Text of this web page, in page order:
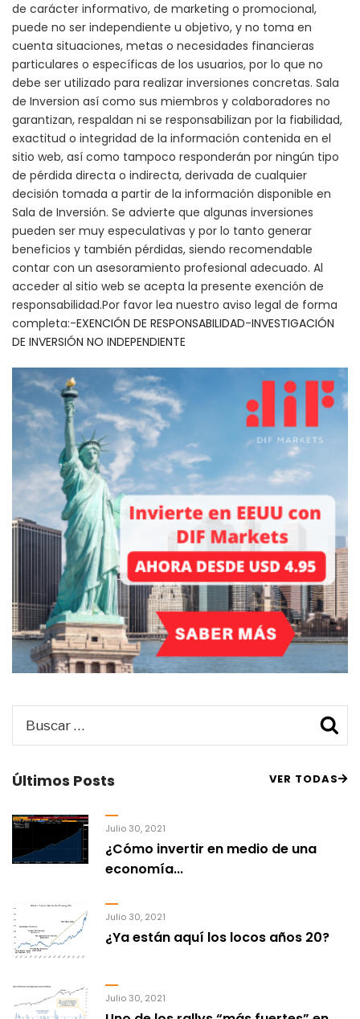
de carácter informativo, de marketing o promocional,
puede no ser independiente u objetivo, y no toma en
cuenta situaciones, metas o necesidades financieras
particulares o específicas de los usuarios, por lo que no
debe ser utilizado para realizar inversiones concretas. Sala
de Inversion así como sus miembros y colaboradores no
garantizan, respaldan ni se responsabilizan por la fiabilidad,
exactitud o integridad de la información contenida en el
sitio web, así como tampoco responderán por ningún tipo
de pérdida directa o indirecta, derivada de cualquier
decisión tomada a partir de la información disponible en
Sala de Inversión. Se advierte que algunas inversiones
pueden ser muy especulativas y por lo tanto generar
beneficios y también pérdidas, siendo recomendable
contar con un asesoramiento profesional adecuado. Al
acceder al sitio web se acepta la presente exención de
responsabilidad.Por favor lea nuestro aviso legal de forma
completa:-EXENCIÓN DE RESPONSABILIDAD-INVESTIGACIÓN
DE INVERSIÓN NO INDEPENDIENTE
por:
Últimos Posts VER TODAS
Julio 30, 2021
¿Cómo invertir en medio de una
economía...
Julio 30, 2021
¿Ya están aquí los locos años 20?
Julio 30, 2021